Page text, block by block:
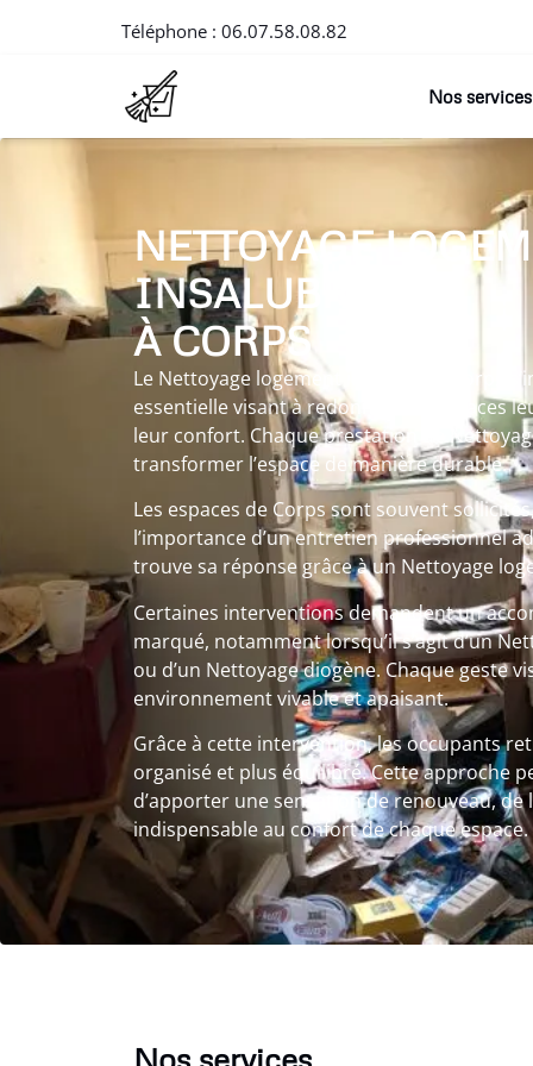
Téléphone : 06.07.58.08.82
Nos services
NETTOYAGE
INSALUBRE
À CORPS
Le Nettoyage logement insalubre à Corps
essentielle visant à redonner aux espaces
leur confort. Chaque prestation de
transformer l’espace de manière durable.
Les espaces de Corps sont souvent
l’importance d’un entretien professionnel
trouve sa réponse grâce à un Nettoyage
Certaines interventions demandent un
marqué, notamment lorsqu’il s’agit d’un
ou d’un Nettoyage diogène. Chaque geste
environnement vivable et apaisant.
Grâce à cette intervention, les occupants
organisé et plus équilibré. Cette approche
d’apporter une sensation de renouveau,
indispensable au confort de chaque espace.